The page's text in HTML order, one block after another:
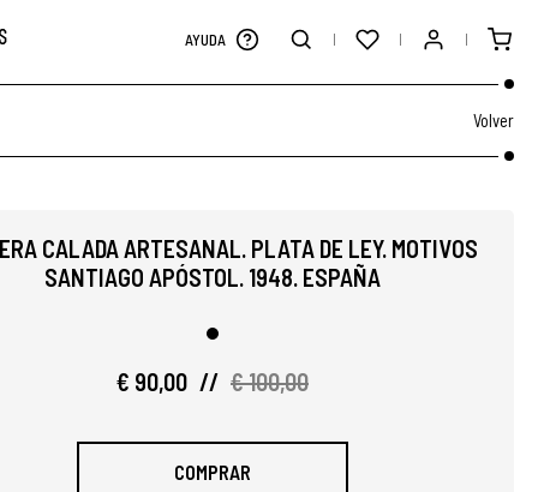
AYUDA
Volver
CALADA ARTESANAL. PLATA DE LEY. MOTIVOS
SANTIAGO APÓSTOL. 1948. ESPAÑA
€ 90,00 // € 100,00
COMPRAR